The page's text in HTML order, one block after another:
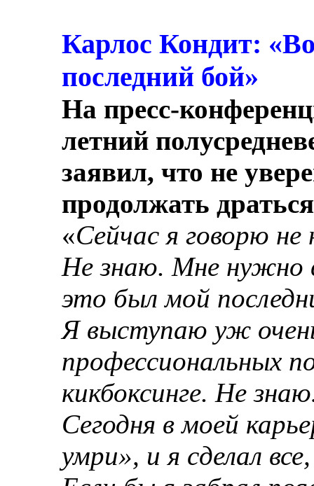
Карлос Кондит:
последний бой»
На пресс-
летний
заявил, что не
продолжать драться
«Сейчас я говорю не
Не знаю. Мне нужно
это был мой
Я выступаю уж
профессиональных
кикбоксинге. Не
Сегодня в моей
умри», и я сделал